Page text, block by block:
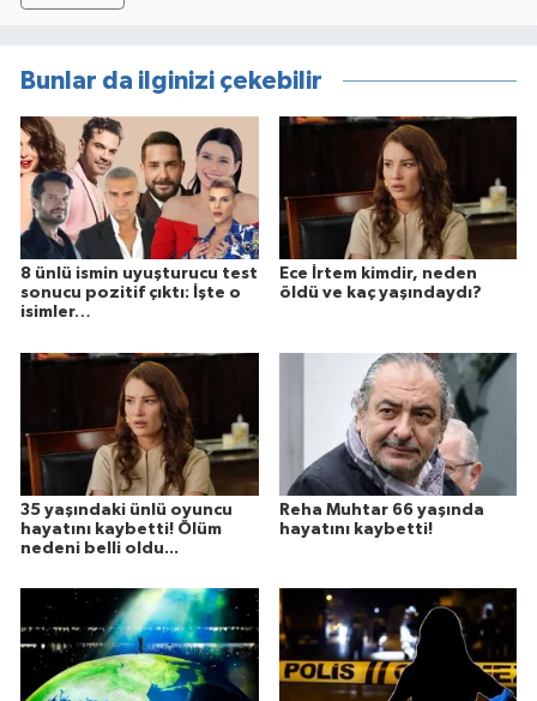
Bunlar da ilginizi çekebilir
8 ünlü ismin uyuşturucu test
sonucu pozitif çıktı: İşte o
isimler…
Ece İrtem kimdir, neden
öldü ve kaç yaşındaydı?
35 yaşındaki ünlü oyuncu
hayatını kaybetti! Ölüm
nedeni belli oldu...
Reha Muhtar 66 yaşında
hayatını kaybetti!